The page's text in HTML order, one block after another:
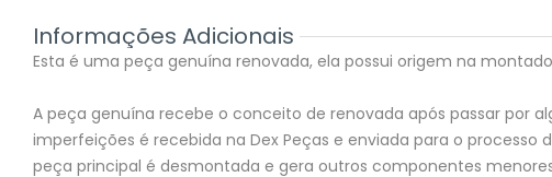
Informações Adicionais
Esta é uma peça genuína renovada, ela possui origem na
A peça genuína recebe o conceito de renovada após passar por
imperfeições é recebida na Dex Peças e enviada para o
peça principal é desmontada e gera outros componentes